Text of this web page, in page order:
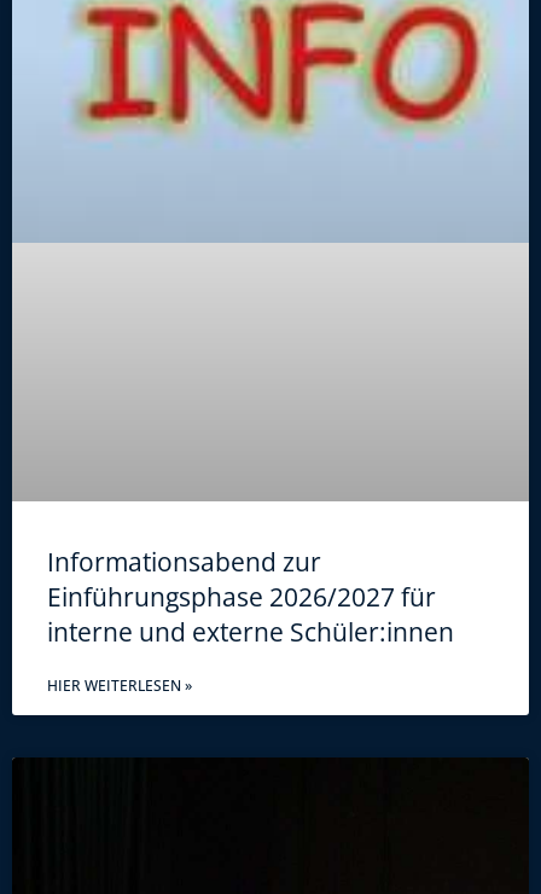
Informationsabend zur
Einführungsphase 2026/2027 für
interne und externe Schüler:innen
HIER WEITERLESEN »